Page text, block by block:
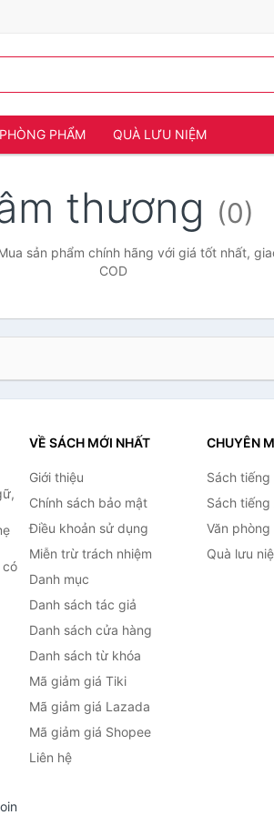
PHẨM QUÀ LƯU NIỆM
thương (0)
sản phẩm chính hãng với giá tốt nhất,
COD
có
VỀ SÁCH MỚI NHẤT
Giới thiệu
Chính sách bảo mật
Điều khoản sử dụng
Miễn trừ trách nhiệm
Danh mục
Danh sách tác giả
Danh sách cửa hàng
Danh sách từ khóa
Mã giảm giá Tiki
Mã giảm giá Lazada
Mã giảm giá Shopee
Liên hệ
CHUYÊN
Sách tiếng
Sách tiếng
Văn phòng
Quà lưu